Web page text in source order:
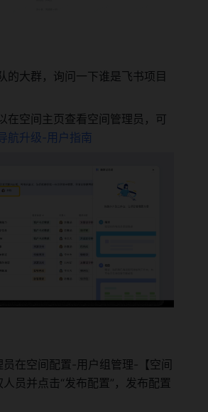
的大群，询问一下谁是飞书项目
在空间主页查看空间管理员，可
航升级-用户指南
在空间配置-用户组管理-【空间
员并点击“发布配置”，发布配置